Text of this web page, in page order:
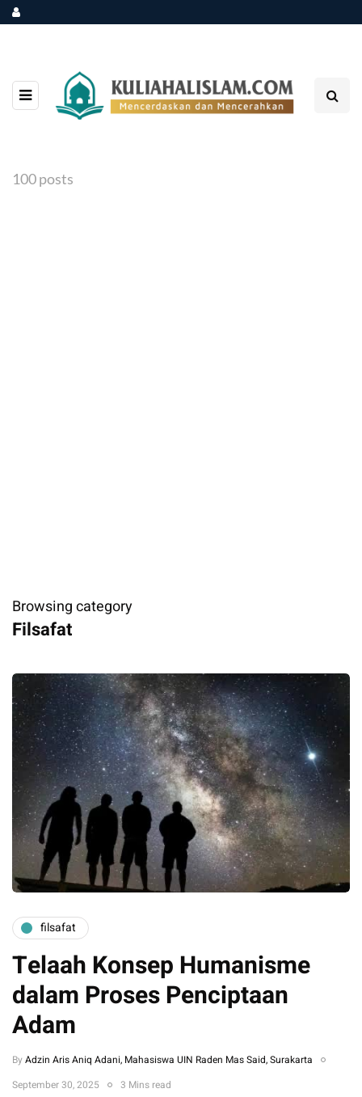
100 posts
Browsing category
Filsafat
filsafat
Telaah Konsep Humanisme
dalam Proses Penciptaan
Adam
By Adzin Aris Aniq Adani, Mahasiswa UIN Raden Mas Said, Surakarta
September 30, 2025
3 Mins read